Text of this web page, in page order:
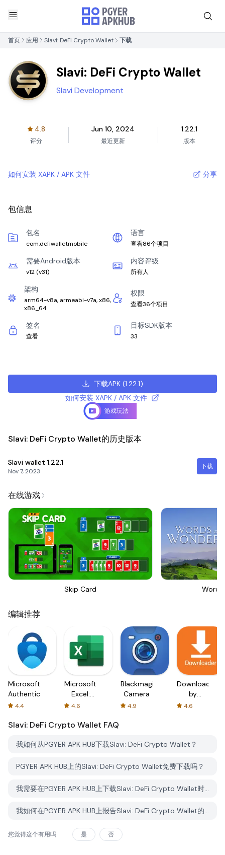
首页 应用 Slavi: DeFi Crypto Wallet 下载
Slavi: DeFi Crypto Wallet
Slavi Development
4.8
评分
Jun 10, 2024
最近更新
1.22.1
版本
如何安装 XAPK / APK 文件 分享
包信息
包名
com.defiwalletmobile
语言
查看86个项目
需要Android版本
v12 (v31)
内容评级
所有人
架构
arm64-v8a, armeabi-v7a, x86,
x86_64
权限
查看36个项目
签名
查看
目标SDK版本
33
下载APK(1.22.1)
如何安装 XAPK / APK 文件
游戏玩法
Slavi: DeFi Crypto Wallet的历史版本
Slavi wallet 1.22.1
Nov 7, 2023
下载
在线游戏
Skip Card
编辑推荐
Microsoft
Authenticator
4.4
Microsoft
Excel:
Spreadsheets
4.6
Blackmagic
Camera
4.9
Downloader
by
AFTVnews
4.6
Slavi: DeFi Crypto Wallet FAQ
我如何从PGYER APK HUB下载Slavi: DeFi Crypto Wallet？
PGYER APK HUB上的Slavi: DeFi Crypto Wallet免费下载吗？
我需要在PGYER APK HUB上下载Slavi: DeFi Crypto Wallet时需要账户吗？
我如何在PGYER APK HUB上报告Slavi: DeFi Crypto Wallet的问题？
您觉得这个有用吗 是 否